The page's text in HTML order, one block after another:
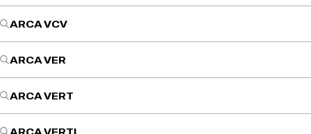
ARCA VCV
ARCA VER
ARCA VERT
ARCA VERTI